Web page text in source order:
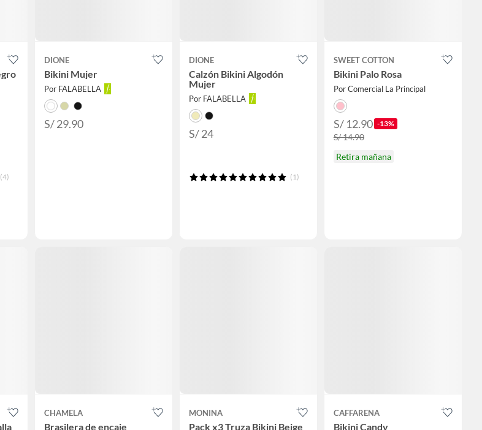
(4)
DIONE
Bikini Mujer
Por FALABELLA
S/ 29.90
DIONE
Calzón Bikini Algodón
Mujer
Por FALABELLA
S/ 24
(1)
SWEET COTTON
Bikini Palo Rosa
Por Comercial La Principal
S/ 12.90 -13%
S/ 14.90
Retira mañana
CHAMELA
Brasilera de encaje
MONINA
Pack x3 Truza Bikini Beige
CAFFARENA
Bikini Candy